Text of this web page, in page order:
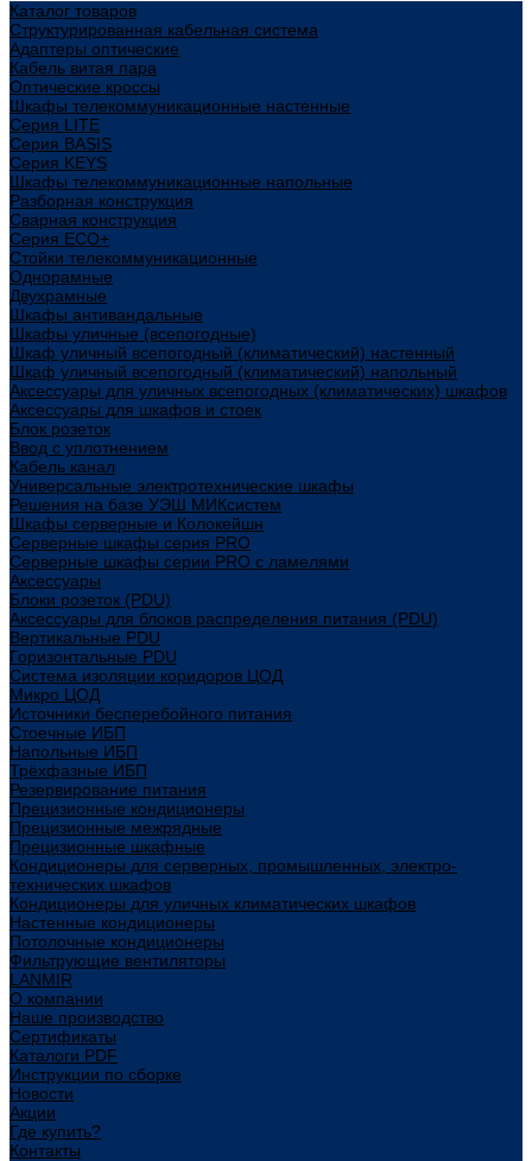
Каталог товаров
Структурированная кабельная система
Адаптеры оптические
Кабель витая пара
Оптические кроссы
Шкафы телекоммуникационные настенные
Cерия LITE
Cерия BASIS
Cерия KEYS
Шкафы телекоммуникационные напольные
Разборная конструкция
Сварная конструкция
Серия ECO+
Стойки телекоммуникационные
Однорамные
Двухрамные
Шкафы антивандальные
Шкафы уличные (всепогодные)
Шкаф уличный всепогодный (климатический) настенный
Шкаф уличный всепогодный (климатический) напольный
Аксессуары для уличных всепогодных (климатических) шкафов
Аксессуары для шкафов и стоек
Блок розеток
Ввод с уплотнением
Кабель канал
Универсальные электротехнические шкафы
Решения на базе УЭШ МИКсистем
Шкафы серверные и Колокейшн
Серверные шкафы серия PRO
Серверные шкафы серии PRO с ламелями
Аксессуары
Блоки розеток (PDU)
Аксессуары для блоков распределения питания (PDU)
Вертикальные PDU
Горизонтальные PDU
Система изоляции коридоров ЦОД
Микро ЦОД
Источники бесперебойного питания
Стоечные ИБП
Напольные ИБП
Трёхфазные ИБП
Резервирование питания
Прецизионные кондиционеры
Прецизионные межрядные
Прецизионные шкафные
Кондиционеры для серверных, промышленных, электро-
технических шкафов
Кондиционеры для уличных климатических шкафов
Настенные кондиционеры
Потолочные кондиционеры
Фильтрующие вентиляторы
LANMIR
О компании
Наше производство
Сертификаты
Каталоги PDF
Инструкции по сборке
Новости
Акции
Где купить?
Контакты